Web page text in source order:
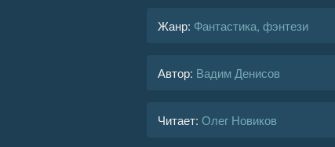
Стратегия. Дипмиссия 11
Стратегия. Дипмиссия 14
Жанр: Фантастика, фэнтези
Автор: Вадим Денисов
Читает: Олег Новиков